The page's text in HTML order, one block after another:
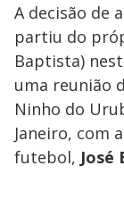
A decisão de
partiu do
Baptista)
uma reunião
Ninho do
Janeiro, com
futebol, José